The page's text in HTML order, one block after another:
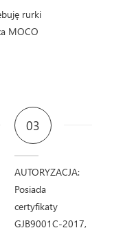
03
AUTORYZACJA:
Posiada
certyfikaty
GJB9001C-2017,